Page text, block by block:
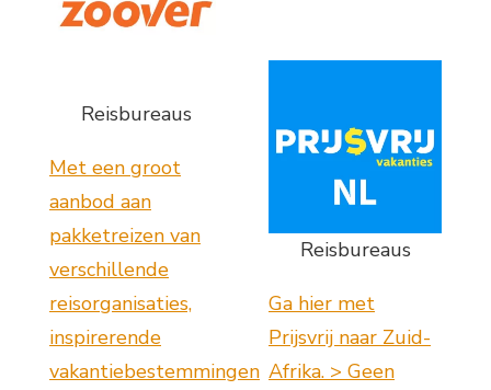
Reisbureaus
Met een groot
aanbod aan
pakketreizen van
verschillende
reisorganisaties,
inspirerende
vakantiebestemmingen
Reisbureaus
Ga hier met
Prijsvrij naar Zuid-
Afrika. > Geen